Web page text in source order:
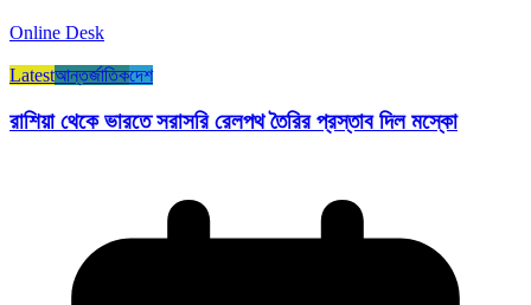
Online Desk
Latestআন্তর্জাতিকদেশ
রাশিয়া থেকে ভারতে সরাসরি রেলপথ তৈরির প্রস্তাব দিল মস্কো